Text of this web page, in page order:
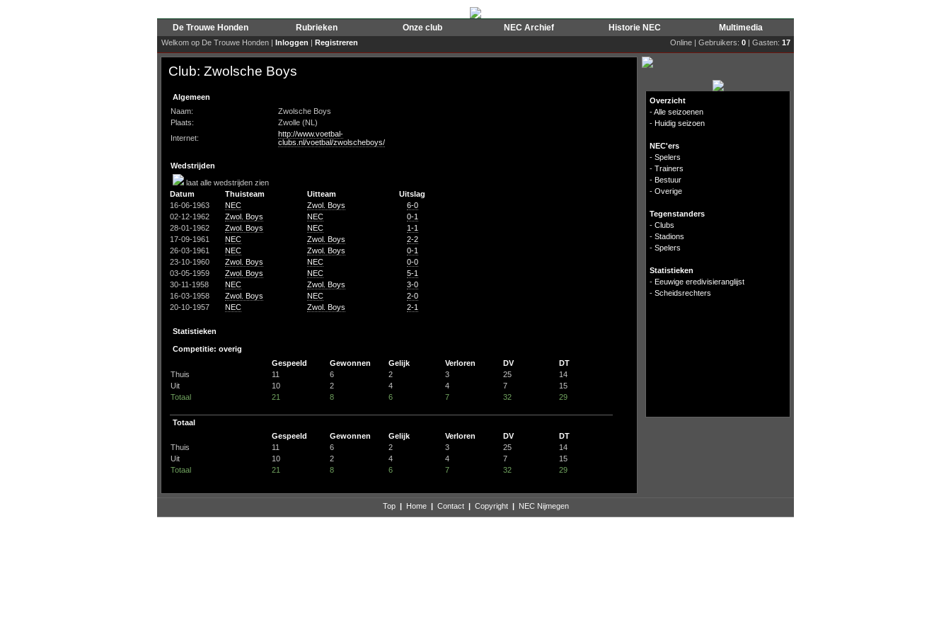
De Trouwe Honden Rubrieken Onze club NEC Archief Historie NEC Multimedia
Welkom op De Trouwe Honden | Inloggen | Registreren Online | Gebruikers: 0 | Gasten: 17
Club: Zwolsche Boys
Algemeen
Naam:
Zwolsche Boys
Plaats:
Zwolle (NL)
Internet:
http://www.voetbal-
clubs.nl/voetbal/zwolscheboys/
Wedstrijden
laat alle wedstrijden zien
Datum
Thuisteam Uitteam
Uitslag
16-06-1963
NEC Zwol. Boys
6-0
02-12-1962
Zwol. Boys NEC
0-1
28-01-1962
Zwol. Boys NEC
1-1
17-09-1961
NEC Zwol. Boys
2-2
26-03-1961
NEC Zwol. Boys
0-1
23-10-1960
Zwol. Boys NEC
0-0
03-05-1959
Zwol. Boys NEC
5-1
30-11-1958
NEC Zwol. Boys
3-0
16-03-1958
Zwol. Boys NEC
2-0
20-10-1957
NEC Zwol. Boys 2-1
Statistieken
Competitie: overig
Gespeeld
Gewonnen Gelijk Verloren DV
DT
Thuis
11 6 2 3 25
14
Uit
10 2 4 4 7
15
Totaal
21 8 6 7 32 29
Totaal
Gespeeld
Gewonnen Gelijk Verloren DV
DT
Thuis
11 6 2 3 25
14
Uit
10 2 4 4 7
15
Totaal
21 8 6 7 32 29
Overzicht
-Alle seizoenen
- Huidig seizoen
NEC'ers
- Spelers
- Trainers
- Bestuur
- Overige
Tegenstanders
- Clubs
- Stadions
- Spelers
Statistieken
- Eeuwige eredivisieranglijst
- Scheidsrechters
Top | Home | Contact | Copyright | NEC Nijmegen